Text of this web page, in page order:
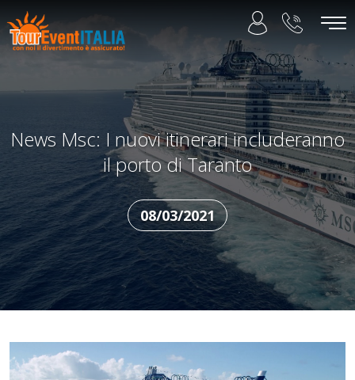
News Msc: I nuovi itinerari includeranno
il porto di Taranto
08/03/2021